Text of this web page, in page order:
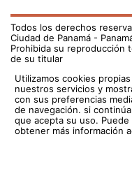
Todos los derechos
Ciudad de Panamá -
Prohibida su reproducción
de su titular
Utilizamos cookies
nuestros servicios y
con sus preferencias
de navegación. si
que acepta su uso.
obtener más información